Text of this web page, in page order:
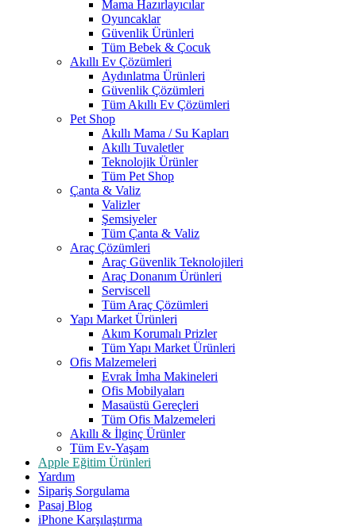
Mama Hazırlayıcılar
Oyuncaklar
Güvenlik Ürünleri
Tüm Bebek & Çocuk
Akıllı Ev Çözümleri
Aydınlatma Ürünleri
Güvenlik Çözümleri
Tüm Akıllı Ev Çözümleri
Pet Shop
Akıllı Mama / Su Kapları
Akıllı Tuvaletler
Teknolojik Ürünler
Tüm Pet Shop
Çanta & Valiz
Valizler
Şemsiyeler
Tüm Çanta & Valiz
Araç Çözümleri
Araç Güvenlik Teknolojileri
Araç Donanım Ürünleri
Serviscell
Tüm Araç Çözümleri
Yapı Market Ürünleri
Akım Korumalı Prizler
Tüm Yapı Market Ürünleri
Ofis Malzemeleri
Evrak İmha Makineleri
Ofis Mobilyaları
Masaüstü Gereçleri
Tüm Ofis Malzemeleri
Akıllı & İlginç Ürünler
Tüm Ev-Yaşam
Apple Eğitim Ürünleri
Yardım
Sipariş Sorgulama
Pasaj Blog
iPhone Karşılaştırma